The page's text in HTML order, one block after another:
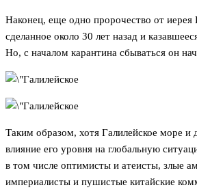
Наконец, еще одно пророчество от иерея
сделанное около 30 лет назад и
Но, с началом карантина сбываться он
Таким образом, хотя Галилейское море и
влияние его уровня на глобальную
в том числе оптимисты и атеисты, злые
империалисты и пушистые китайские